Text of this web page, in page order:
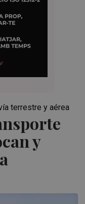
y
terrestre y aérea